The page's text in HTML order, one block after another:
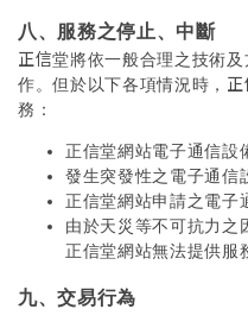
八、服務之停止、中斷
正信堂將依一般合理之技術
作。但於以下各項情況時，
務：
正信堂網站電子通信設
發生突發性之電子通信
正信堂網站申請之電子
由於天災等不可抗力之
正信堂網站無法提供服
九、交易行為